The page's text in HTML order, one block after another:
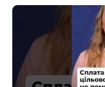
активних бойових дій